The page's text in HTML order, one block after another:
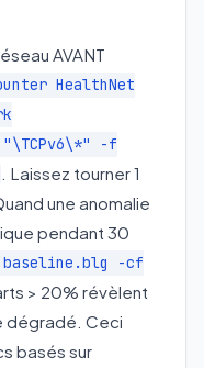
AVANT
HealthNet
-f
. Laissez tourner 1
une anomalie
pendant 30
-cf
> 20% révèlent
dégradé. Ceci
basés sur